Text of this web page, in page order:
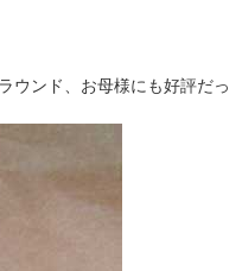
ウンド、お母様にも好評だっ